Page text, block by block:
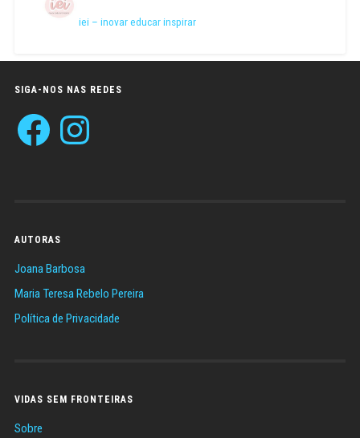
iei – inovar educar inspirar
SIGA-NOS NAS REDES
Facebook Instagram
AUTORAS
Joana Barbosa
Maria Teresa Rebelo Pereira
Política de Privacidade
VIDAS SEM FRONTEIRAS
Sobre